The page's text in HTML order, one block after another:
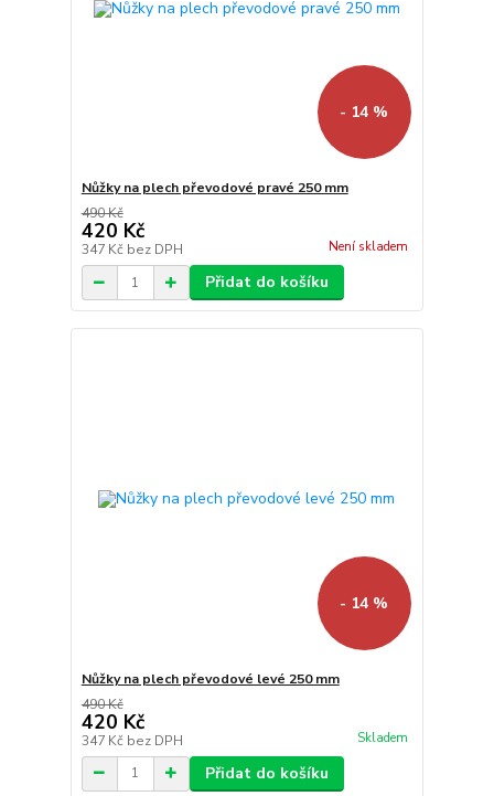
- 14 %
Nůžky na plech převodové pravé 250 mm
490 Kč
420 Kč
347 Kč bez DPH Není skladem
Přidat do košíku
- 14 %
Nůžky na plech převodové levé 250 mm
490 Kč
420 Kč
347 Kč bez DPH Skladem
Přidat do košíku